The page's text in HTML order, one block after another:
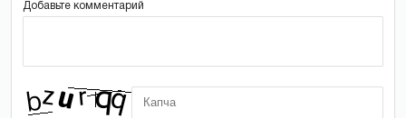
Добавьте комментарий